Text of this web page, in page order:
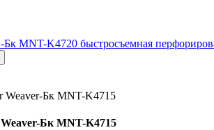
Бк MNT-K4720 быстросъемная
Бк MNT-K4715